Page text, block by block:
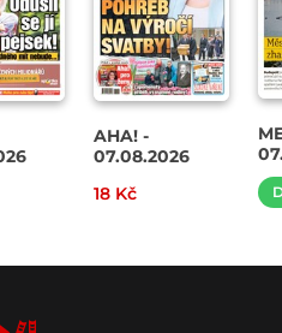
AHA! -
07.08.2026
18 Kč